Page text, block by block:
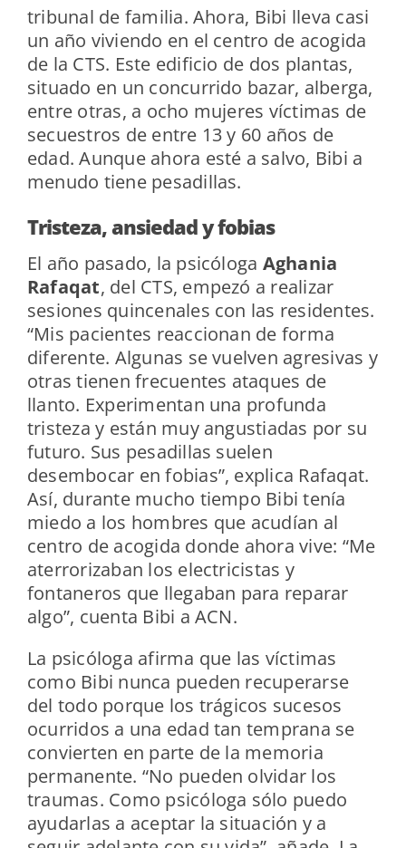
tribunal de familia. Ahora, Bibi lleva casi
un año viviendo en el centro de acogida
de la CTS. Este edificio de dos plantas,
situado en un concurrido bazar, alberga,
entre otras, a ocho mujeres víctimas de
secuestros de entre 13 y 60 años de
edad. Aunque ahora esté a salvo, Bibi a
menudo tiene pesadillas.
Tristeza, ansiedad y fobias
El año pasado, la psicóloga Aghania
Rafaqat, del CTS, empezó a realizar
sesiones quincenales con las residentes.
“Mis pacientes reaccionan de forma
diferente. Algunas se vuelven agresivas y
otras tienen frecuentes ataques de
llanto. Experimentan una profunda
tristeza y están muy angustiadas por su
futuro. Sus pesadillas suelen
desembocar en fobias”, explica Rafaqat.
Así, durante mucho tiempo Bibi tenía
miedo a los hombres que acudían al
centro de acogida donde ahora vive: “Me
aterrorizaban los electricistas y
fontaneros que llegaban para reparar
algo”, cuenta Bibi a ACN.
La psicóloga afirma que las víctimas
como Bibi nunca pueden recuperarse
del todo porque los trágicos sucesos
ocurridos a una edad tan temprana se
convierten en parte de la memoria
permanente. “No pueden olvidar los
traumas. Como psicóloga sólo puedo
ayudarlas a aceptar la situación y a